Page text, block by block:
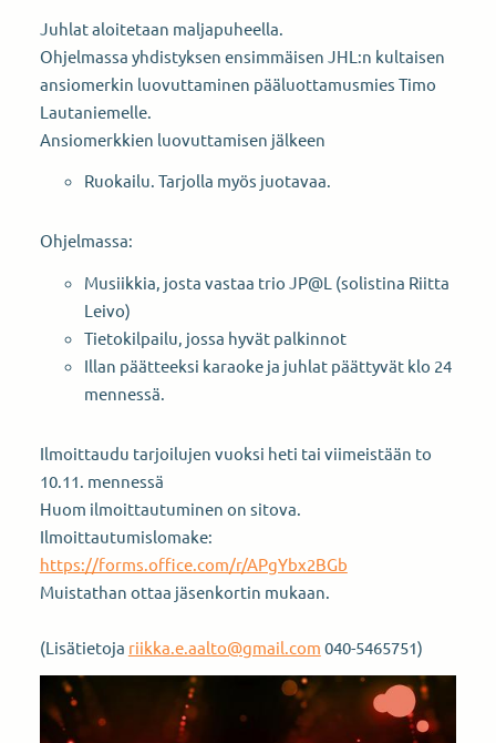
Juhlat aloitetaan maljapuheella.
Ohjelmassa yhdistyksen ensimmäisen JHL:n kultaisen
ansiomerkin luovuttaminen pääluottamusmies Timo
Lautaniemelle.
Ansiomerkkien luovuttamisen jälkeen
Ruokailu. Tarjolla myös juotavaa.
Ohjelmassa:
Musiikkia, josta vastaa trio JP@L (solistina Riitta
Leivo)
Tietokilpailu, jossa hyvät palkinnot
Illan päätteeksi karaoke ja juhlat päättyvät klo 24
mennessä.
Ilmoittaudu tarjoilujen vuoksi heti tai viimeistään to
10.11. mennessä
Huom ilmoittautuminen on sitova.
Ilmoittautumislomake:
https://forms.office.com/r/APgYbx2BGb
Muistathan ottaa jäsenkortin mukaan.
(Lisätietoja riikka.e.aalto@gmail.com 040-5465751)